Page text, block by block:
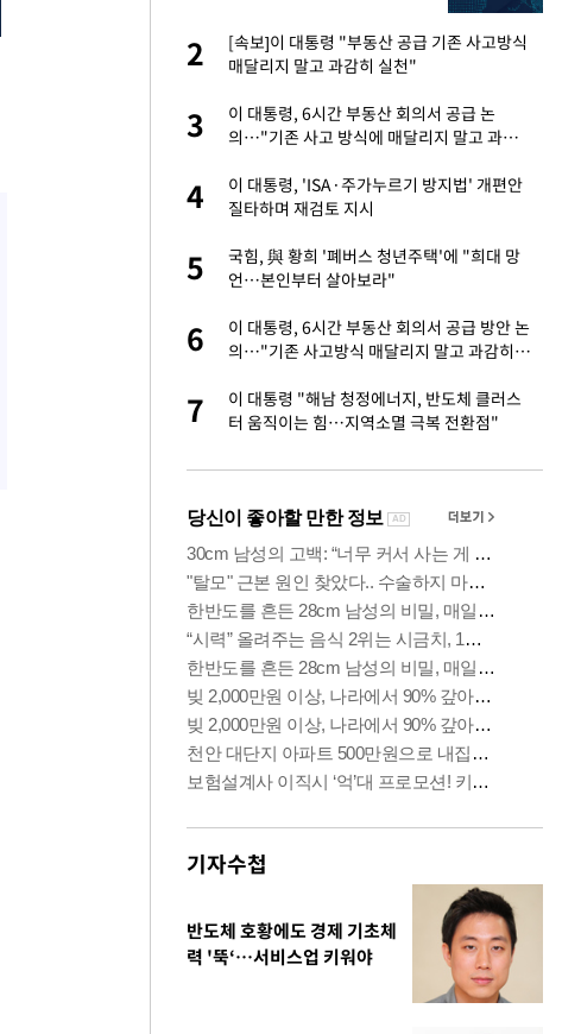
남자친구와 열애 "결혼
2
[속보]이 대통령 "부동산 공급 기존 사고방식
매달리지 말고 과감히 실천"
3
이 대통령, 6시간 부동산 회의서 공급 논
의…"기존 사고 방식에 매달리지 말고 과감
4
이 대통령, 'ISA·주가누르기 방지법' 개편안
질타하며 재검토 지시
5
국힘, 與 황희 '폐버스 청년주택'에 "희대 망
언…본인부터 살아보라"
6
이 대통령, 6시간 부동산 회의서 공급 방안 논
의…"기존 사고방식 매달리지 말고 과감히
7
이 대통령 "해남 청정에너지, 반도체 클러스
터 움직이는 힘…지역소멸 극복 전환점"
기자수첩
반도체 호황에도 경제 기초체
력 '뚝‘…서비스업 키워야